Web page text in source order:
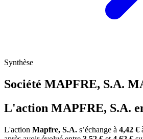
Synthèse
Société MAPFRE, S.A.
L'action MAPFRE, S.A.
L'action Mapfre, S.A. s’échange à 4,42 €